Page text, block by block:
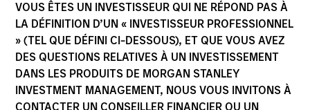
VOUS ÊTES UN INVESTISSEUR QUI NE RÉPOND PAS À
LA DÉFINITION D’UN « INVESTISSEUR PROFESSIONNEL
» (TEL QUE DÉFINI CI-DESSOUS), ET QUE VOUS AVEZ
DES QUESTIONS RELATIVES À UN INVESTISSEMENT
DANS LES PRODUITS DE MORGAN STANLEY
INVESTMENT MANAGEMENT, NOUS VOUS INVITONS À
CONTACTER UN CONSEILLER FINANCIER OU UN
Strategy Inception
April 2004
Asset Class